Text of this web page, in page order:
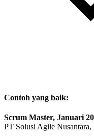
Contoh yang baik:
Scrum Master, Januari
PT Solusi Agile Nusantara,